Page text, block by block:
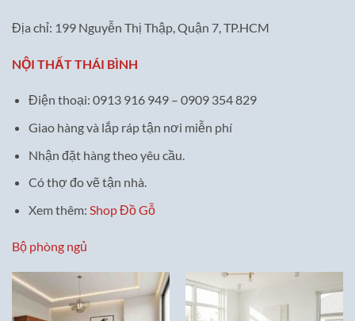
Địa chỉ: 199 Nguyễn Thị Thập, Quận 7, TP.HCM
NỘI THẤT THÁI BÌNH
Điện thoại: 0913 916 949 – 0909 354 829
Giao hàng và lắp ráp tận nơi miễn phí
Nhận đặt hàng theo yêu cầu.
Có thợ đo vẽ tận nhà.
Xem thêm: Shop Đồ Gỗ
Bộ phòng ngủ